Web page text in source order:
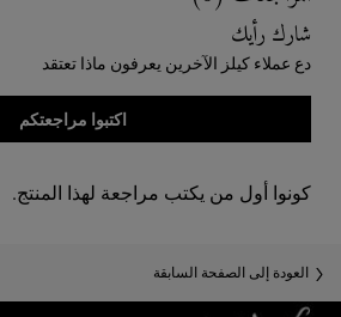
شارك رأيك
دع عملاء كيلز الآخرين يعرفون ماذا تعتقد
اكتبوا مراجعتكم
كونوا أول من يكتب مراجعة لهذا المنتج.
العودة إلى الصفحة السابقة